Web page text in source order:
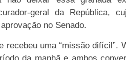
geral da República,
no Senado.
recebeu uma “missão difícil”.
da manhã e ambos